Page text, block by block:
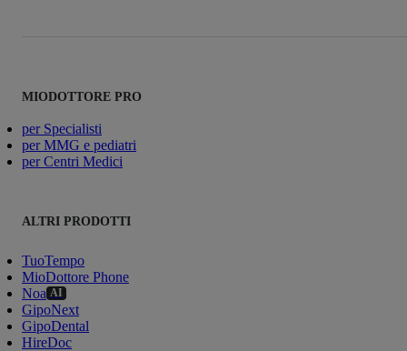
MIODOTTORE PRO
per Specialisti
per MMG e pediatri
per Centri Medici
ALTRI PRODOTTI
TuoTempo
MioDottore Phone
Noa AI
GipoNext
GipoDental
HireDoc